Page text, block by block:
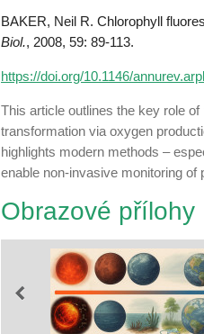
BAKER, Neil R. Chlorophyll
Biol., 2008, 59: 89-113.
https://doi.org/10.1146/
This article outlines the key role
transformation via oxygen
highlights modern methods –
enable non-invasive monitoring of
Obrazové přílohy